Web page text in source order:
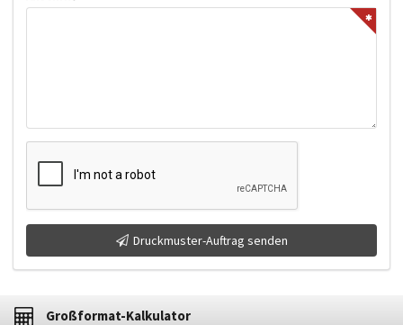
Druckmuster-Auftrag senden
Großformat-Kalkulator